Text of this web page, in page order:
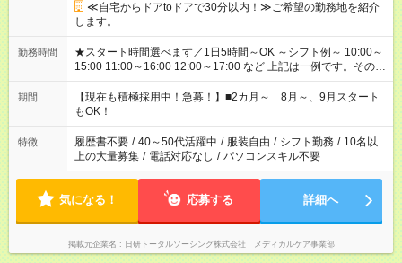
≪自宅からドアtoドアで30分以内！≫ご希望の勤務地を紹介
します。
勤務時間
★スタート時間選べます／1日5時間～OK ～シフト例～ 10:00～
15:00 11:00～16:00 12:00～17:00 など 上記は一例です。その他
シフトもご相談ください。 ※Wワークの場合当社と合わせて法
定労働時間が週40時間を超えなければOKです。
期間
【現在も積極採用中！急募！】■2カ月～ 8月～、9月スタート
もOK！
特徴 履歴書不要 / 40～50代活躍中 / 服装自由 / シフト勤務 / 10名以
上の大量募集 / 電話対応なし / パソコンスキル不要
気になる！ 応募する 詳細へ
掲載元企業名 日研トータルソーシング株式会社 メディカルケア事業部